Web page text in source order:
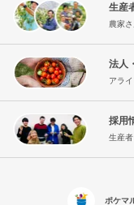
生産
農家
法人
アラ
採用
生産
ポケマ